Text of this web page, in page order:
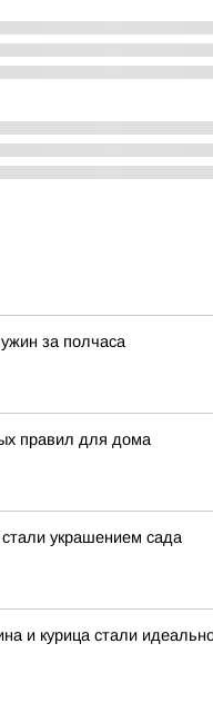
за полчаса
правил для дома
украшением сада
и курица стали